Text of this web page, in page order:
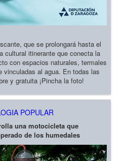
que se prolongará hasta el
cultural itinerante que conecta la
con espacios naturales, termales
vinculadas al agua. En todas las
y gratuita ¡Pincha la foto!
POPULAR
una motocicleta que
de los humedales